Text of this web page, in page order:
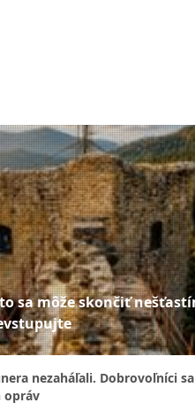
sa môže skončiť
nezaháľali. Dobrovoľníci
opráv